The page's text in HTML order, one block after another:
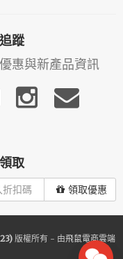
蹤
惠與新產品資訊
取
領取優惠
版權所有 - 由飛鼠電商雲端